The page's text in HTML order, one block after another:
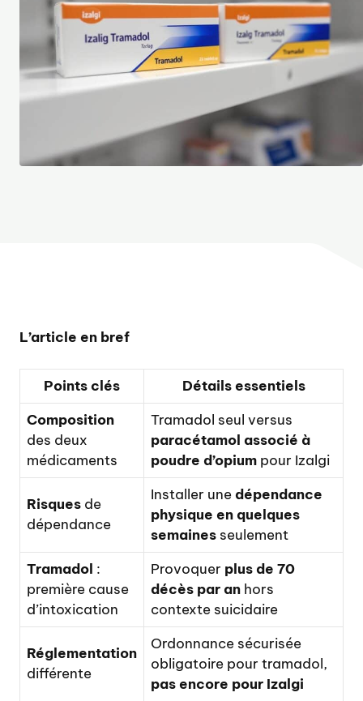
L’article en bref
Points clés
Détails essentiels
Composition
des deux
médicaments
Tramadol seul versus
paracétamol associé à
poudre d’opium pour Izalgi
Risques de
dépendance
Installer unedépendance
physique en quelques
semaines seulement
Tramadol :
première cause
d’intoxication
Provoquer plus de 70
décès par an hors
contexte suicidaire
Réglementation
différente
Ordonnance sécurisée
obligatoire pour tramadol,
pas encore pour Izalgi